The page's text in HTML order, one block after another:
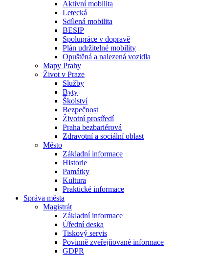
Aktivní mobilita
Letecká
Sdílená mobilita
BESIP
Spolupráce v dopravě
Plán udržitelné mobility
Opuštěná a nalezená vozidla
Mapy Prahy
Život v Praze
Služby
Byty
Školství
Bezpečnost
Životní prostředí
Praha bezbariérová
Zdravotní a sociální oblast
Město
Základní informace
Historie
Památky
Kultura
Praktické informace
Správa města
Magistrát
Základní informace
Úřední deska
Tiskový servis
Povinně zveřejňované informace
GDPR